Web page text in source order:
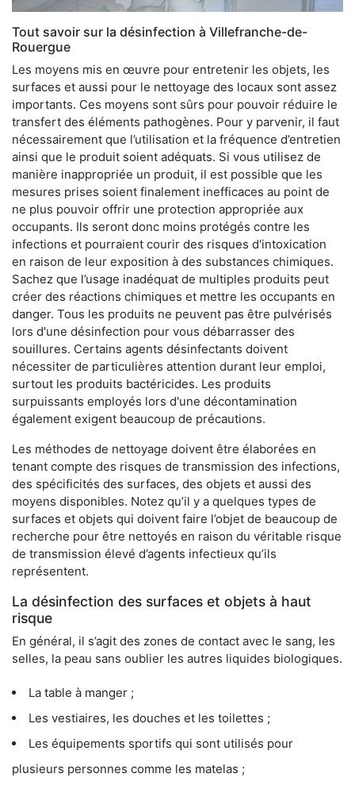
Tout savoir sur la désinfection à Villefranche-de-
Rouergue
Les moyens mis en œuvre pour entretenir les objets, les
surfaces et aussi pour le nettoyage des locaux sont assez
importants. Ces moyens sont sûrs pour pouvoir réduire le
transfert des éléments pathogènes. Pour y parvenir, il faut
nécessairement que l’utilisation et la fréquence d’entretien
ainsi que le produit soient adéquats. Si vous utilisez de
manière inappropriée un produit, il est possible que les
mesures prises soient finalement inefficaces au point de
ne plus pouvoir offrir une protection appropriée aux
occupants. Ils seront donc moins protégés contre les
infections et pourraient courir des risques d'intoxication
en raison de leur exposition à des substances chimiques.
Sachez que l’usage inadéquat de multiples produits peut
créer des réactions chimiques et mettre les occupants en
danger. Tous les produits ne peuvent pas être pulvérisés
lors d'une désinfection pour vous débarrasser des
souillures. Certains agents désinfectants doivent
nécessiter de particulières attention durant leur emploi,
surtout les produits bactéricides. Les produits
surpuissants employés lors d'une décontamination
également exigent beaucoup de précautions.
Les méthodes de nettoyage doivent être élaborées en
tenant compte des risques de transmission des infections,
des spécificités des surfaces, des objets et aussi des
moyens disponibles. Notez qu’il y a quelques types de
surfaces et objets qui doivent faire l’objet de beaucoup de
recherche pour être nettoyés en raison du véritable risque
de transmission élevé d’agents infectieux qu’ils
représentent.
La désinfection des surfaces et objets à haut
risque
En général, il s’agit des zones de contact avec le sang, les
selles, la peau sans oublier les autres liquides biologiques.
La table à manger ;
Les vestiaires, les douches et les toilettes ;
Les équipements sportifs qui sont utilisés pour
plusieurs personnes comme les matelas ;